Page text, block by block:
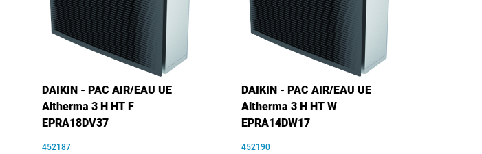
DAIKIN - PAC AIR/EAU UE
Altherma 3 H HT F
EPRA18DV37
452187
DAIKIN - PAC AIR/EAU UE
Altherma 3 H HT W
EPRA14DW17
452190